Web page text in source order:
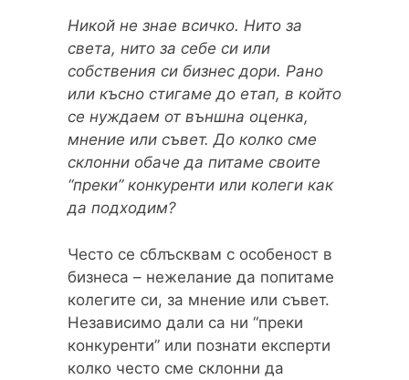
Никой не знае всичко. Нито за
света, нито за себе си или
собствения си бизнес дори. Рано
или късно стигаме до етап, в който
се нуждаем от външна оценка,
мнение или съвет. До колко сме
склонни обаче да питаме своите
“преки” конкуренти или колеги как
да подходим?
Често се сблъсквам с особеност в
бизнеса – нежелание да попитаме
колегите си, за мнение или съвет.
Независимо дали са ни “преки
конкуренти” или познати експерти
колко често сме склонни да